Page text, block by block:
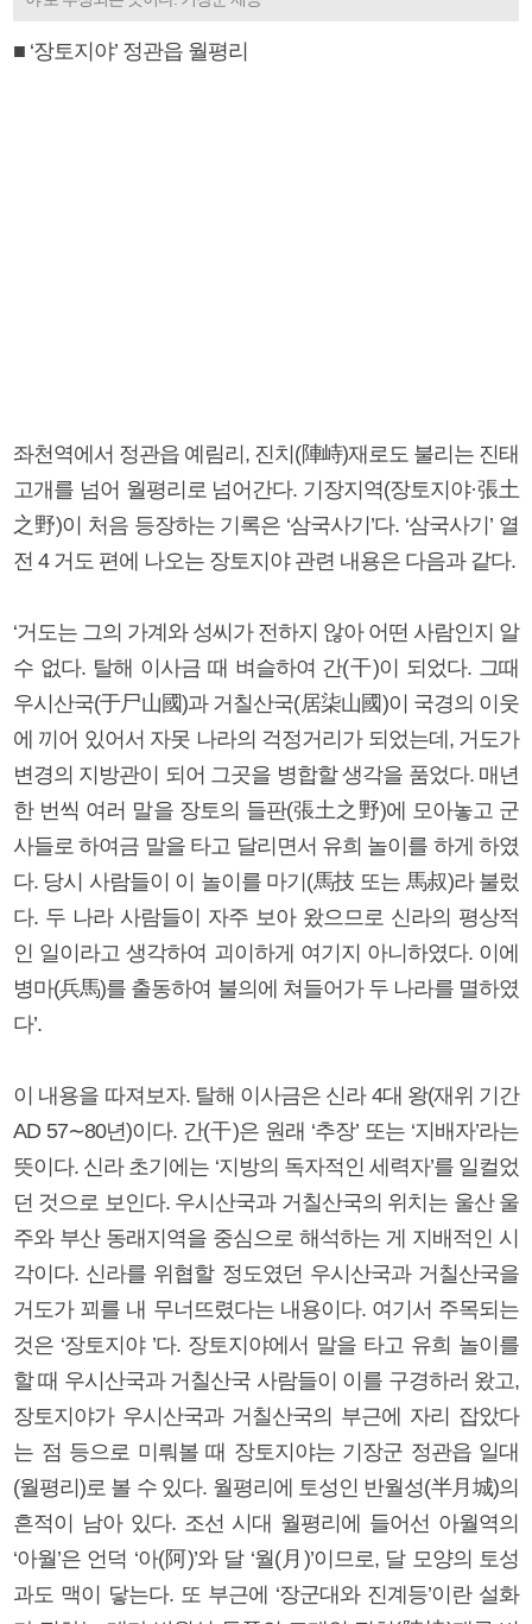
■ ‘장토지야’ 정관읍 월평리
좌천역에서 정관읍 예림리, 진치(陣峙)재로도 불리는 진태
고개를 넘어 월평리로 넘어간다. 기장지역(장토지야·張土
之野)이 처음 등장하는 기록은 ‘삼국사기’다. ‘삼국사기’ 열
전 4 거도 편에 나오는 장토지야 관련 내용은 다음과 같다.
‘거도는 그의 가계와 성씨가 전하지 않아 어떤 사람인지 알
수 없다. 탈해 이사금 때 벼슬하여 간(干)이 되었다. 그때
우시산국(于尸山國)과 거칠산국(居柒山國)이 국경의 이웃
에 끼어 있어서 자못 나라의 걱정거리가 되었는데, 거도가
변경의 지방관이 되어 그곳을 병합할 생각을 품었다. 매년
한 번씩 여러 말을 장토의 들판(張土之野)에 모아놓고 군
사들로 하여금 말을 타고 달리면서 유희 놀이를 하게 하였
다. 당시 사람들이 이 놀이를 마기(馬技 또는 馬叔)라 불렀
다. 두 나라 사람들이 자주 보아 왔으므로 신라의 평상적
인 일이라고 생각하여 괴이하게 여기지 아니하였다. 이에
병마(兵馬)를 출동하여 불의에 쳐들어가 두 나라를 멸하였
다’.
이 내용을 따져보자. 탈해 이사금은 신라 4대 왕(재위 기간
AD 57∼80년)이다. 간(干)은 원래 ‘추장’ 또는 ‘지배자’라는
뜻이다. 신라 초기에는 ‘지방의 독자적인 세력자’를 일컬었
던 것으로 보인다. 우시산국과 거칠산국의 위치는 울산 울
주와 부산 동래지역을 중심으로 해석하는 게 지배적인 시
각이다. 신라를 위협할 정도였던 우시산국과 거칠산국을
거도가 꾀를 내 무너뜨렸다는 내용이다. 여기서 주목되는
것은 ‘장토지야 ’다. 장토지야에서 말을 타고 유희 놀이를
할 때 우시산국과 거칠산국 사람들이 이를 구경하러 왔고,
장토지야가 우시산국과 거칠산국의 부근에 자리 잡았다
는 점 등으로 미뤄볼 때 장토지야는 기장군 정관읍 일대
(월평리)로 볼 수 있다. 월평리에 토성인 반월성(半月城)의
흔적이 남아 있다. 조선 시대 월평리에 들어선 아월역의
‘아월’은 언덕 ‘아(阿)’와 달 ‘월(月)’이므로, 달 모양의 토성
과도 맥이 닿는다. 또 부근에 ‘장군대와 진계등’이란 설화